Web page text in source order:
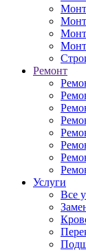
Ремонт
Услуги
Все